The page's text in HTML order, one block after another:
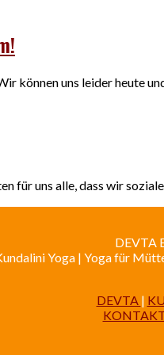
können uns leider heute
für uns alle, dass wir
DEVTA
Yoga | Yoga für
DEVTA |